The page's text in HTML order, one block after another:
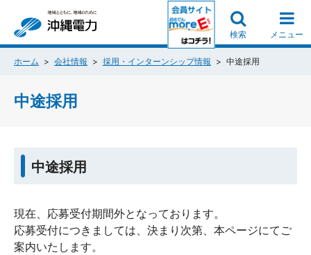
検索 メニュー
ホーム 会社情報 採用・インターンシップ情報 中途採用
中途採用
中途採用
現在、応募受付期間外となっております。
応募受付につきましては、決まり次第、本ページにてご
案内いたします。